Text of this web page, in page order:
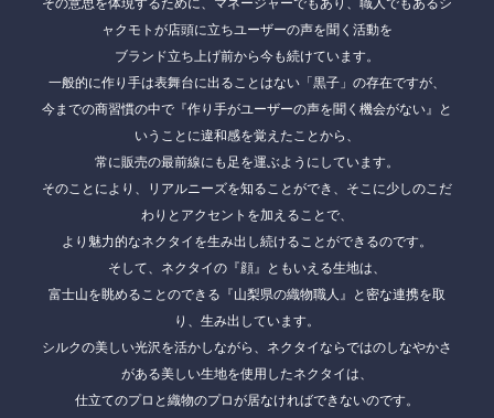
その意思を体現するために、マネージャーでもあり、職人でもあるシ
ャクモトが店頭に立ちユーザーの声を聞く活動を
ブランド立ち上げ前から今も続けています。
一般的に作り手は表舞台に出ることはない「黒子」の存在ですが、
今までの商習慣の中で『作り手がユーザーの声を聞く機会がない』と
いうことに違和感を覚えたことから、
常に販売の最前線にも足を運ぶようにしています。
そのことにより、リアルニーズを知ることができ、そこに少しのこだ
わりとアクセントを加えることで、
より魅力的なネクタイを生み出し続けることができるのです。
そして、ネクタイの『顔』ともいえる生地は、
富士山を眺めることのできる『山梨県の織物職人』
と密な連携を取
り、生み出しています。
シルクの美しい光沢を活かしながら、ネクタイならではのしなやかさ
がある美しい生地を使用したネクタイは、
仕立てのプロと織物のプロが居なければできないのです。